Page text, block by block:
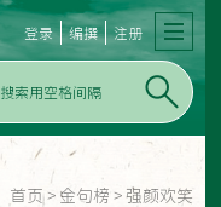
登录 编撰 注册
首页 > 金句榜 > 强颜欢笑